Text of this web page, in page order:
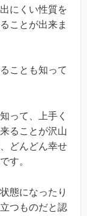
にくい性質を
ことが出来ま
ことも知って
って、上手く
ることが沢山
どんどん幸せ
す。
態になったり
つものだと認